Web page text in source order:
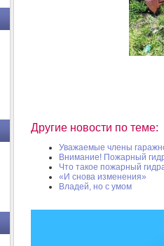
Другие новости по теме:
Уважаемые члены
Внимание! Пожарный
Что такое пожарный
«И снова изменения»
Владей, но с умом